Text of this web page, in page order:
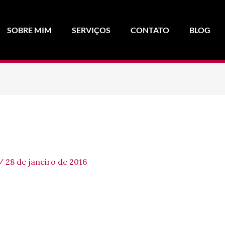
SOBRE MIM SERVIÇOS CONTATO BLOG
/ 28 de janeiro de 2016